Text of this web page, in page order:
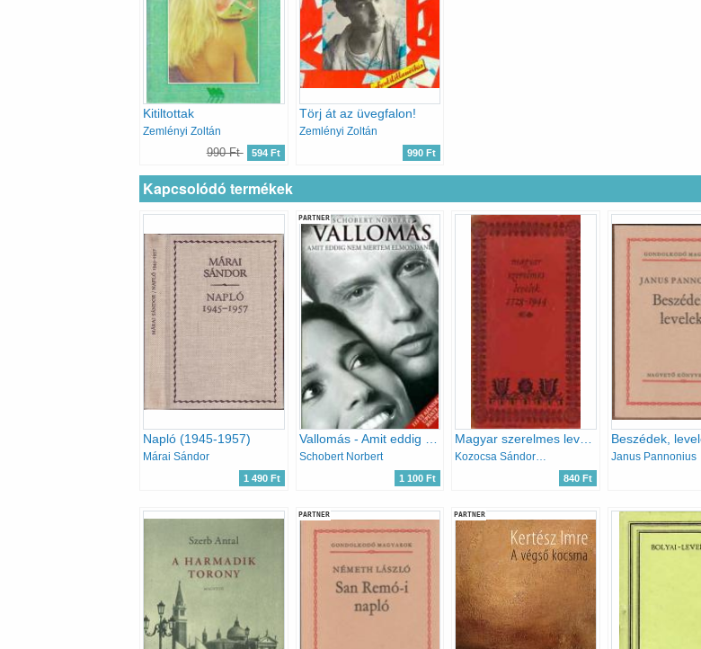
Kitiltottak
Zemlényi Zoltán
990 Ft 594 Ft
Törj át az üvegfalon!
Zemlényi Zoltán
990 Ft
Kapcsolódó termékek
Napló (1945-1957)
Márai Sándor
1 490 Ft
PARTNER
Schobert Norbert
1 100 Ft
Kozocsa Sándor (Szerk.)
840 Ft
Janus Pannonius
PARTNER PARTNER